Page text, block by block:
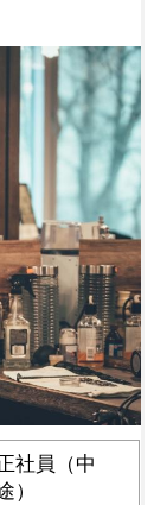
社員（中
）